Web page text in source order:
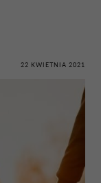
22 KWIETNIA 2021